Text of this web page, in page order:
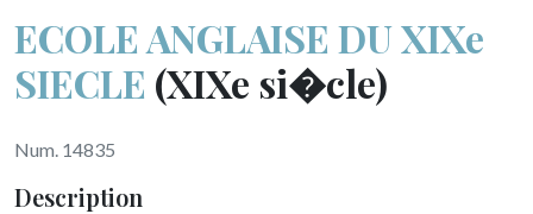
ECOLE ANGLAISE DU XIXe
SIECLE (XIXe si�cle)
Num. 14835
Description